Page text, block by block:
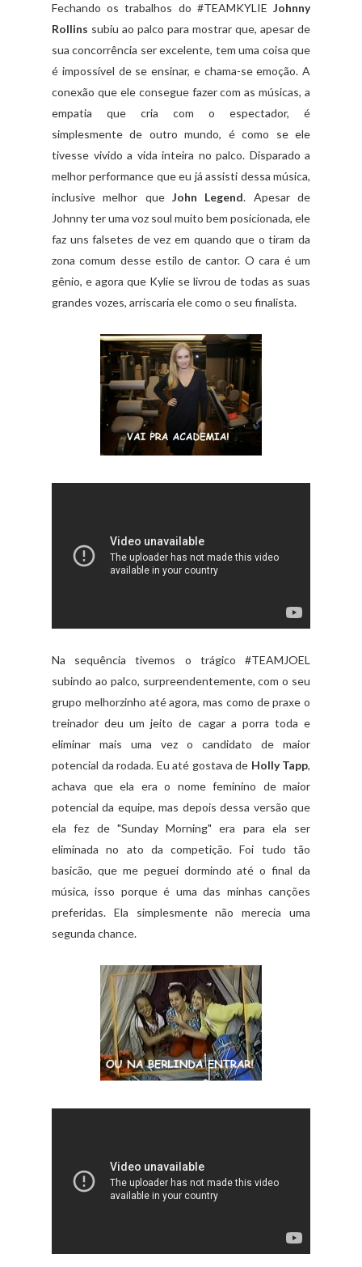
Fechando os trabalhos do #TEAMKYLIE Johnny
Rollins subiu ao palco para mostrar que, apesar de
sua concorrência ser excelente, tem uma coisa que
é impossível de se ensinar, e chama-se emoção. A
conexão que ele consegue fazer com as músicas, a
empatia que cria com o espectador, é
simplesmente de outro mundo, é como se ele
tivesse vivido a vida inteira no palco. Disparado a
melhor performance que eu já assisti dessa música,
inclusive melhor que John Legend. Apesar de
Johnny ter uma voz soul muito bem posicionada, ele
faz uns falsetes de vez em quando que o tiram da
zona comum desse estilo de cantor. O cara é um
gênio, e agora que Kylie se livrou de todas as suas
grandes vozes, arriscaria ele como o seu finalista.
Na sequência tivemos o trágico #TEAMJOEL
subindo ao palco, surpreendentemente, com o seu
grupo melhorzinho até agora, mas como de praxe o
treinador deu um jeito de cagar a porra toda e
eliminar mais uma vez o candidato de maior
potencial da rodada. Eu até gostava de Holly Tapp,
achava que ela era o nome feminino de maior
potencial da equipe, mas depois dessa versão que
ela fez de "Sunday Morning" era para ela ser
eliminada no ato da competição. Foi tudo tão
basicão, que me peguei dormindo até o final da
música, isso porque é uma das minhas canções
preferidas. Ela simplesmente não merecia uma
segunda chance.